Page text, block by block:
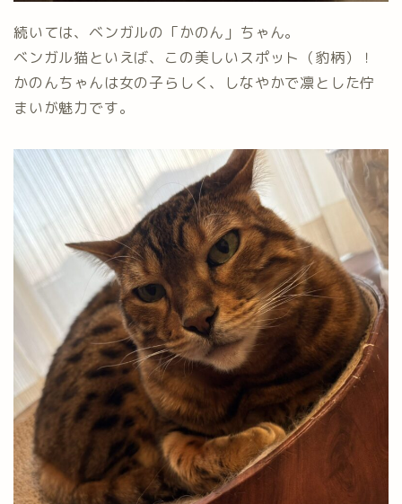
続いては、ベンガルの「かのん」ちゃん。
ベンガル猫といえば、この美しいスポット（豹柄）！
かのんちゃんは女の子らしく、しなやかで凛とした佇
まいが魅力です。